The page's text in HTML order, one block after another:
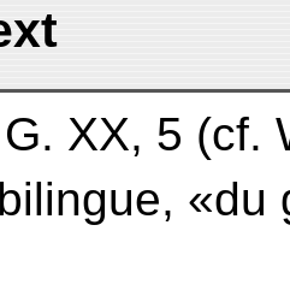
XX, 5 (cf.
«du